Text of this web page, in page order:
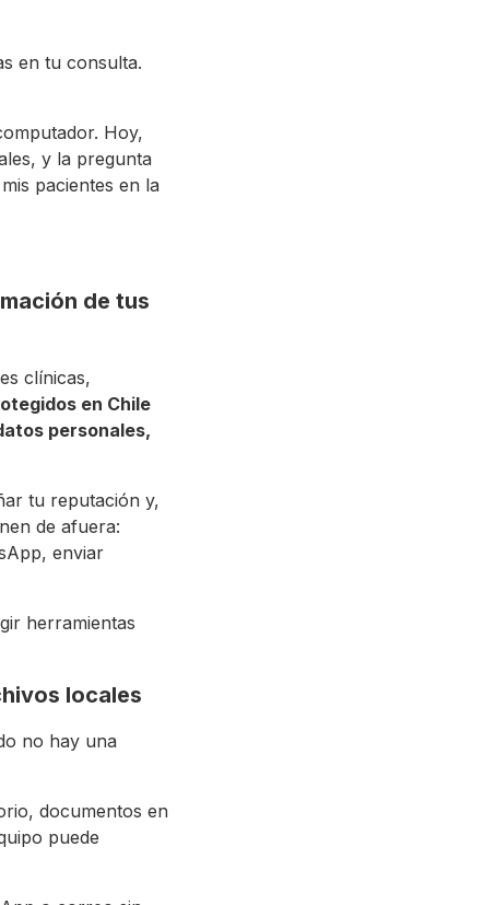
en tu consulta.
Hoy,
y la pregunta
pacientes en la
de tus
clínicas,
en Chile
personales,
tu reputación y,
de afuera:
enviar
herramientas
locales
no hay una
documentos en
puede